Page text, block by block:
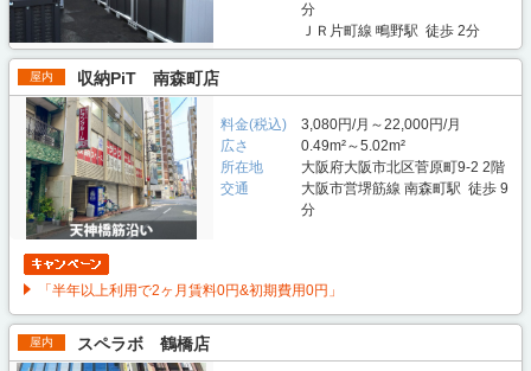
分
ＪＲ片町線 鴫野駅 徒歩 2分
屋内 収納PiT 南森町店
料金(税込)
3,080円/月～22,000円/月
広さ
0.49m²～5.02m²
所在地
大阪府大阪市北区菅原町9-2 2階
交通
大阪市営堺筋線 南森町駅 徒歩 9
分
「半年以上利用で2ヶ月賃料0円&初期費用0円」
屋内 スペラボ 鶴橋店